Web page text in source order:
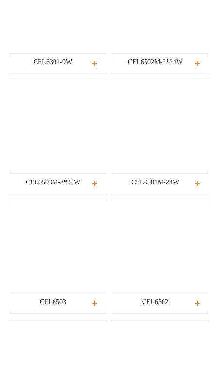
CFL6301-9W CFL6502M-2*24W
CFL6503M-3*24W CFL6501M-24W
CFL6503 CFL6502